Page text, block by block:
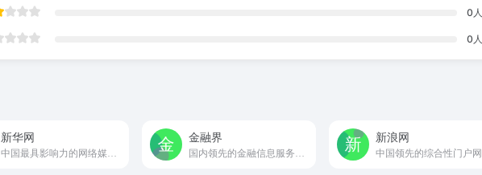
0 人
0 人
新华网
中国最具影响力的网络媒体和全球最具影响力的中文网站之一
金融界 新浪网